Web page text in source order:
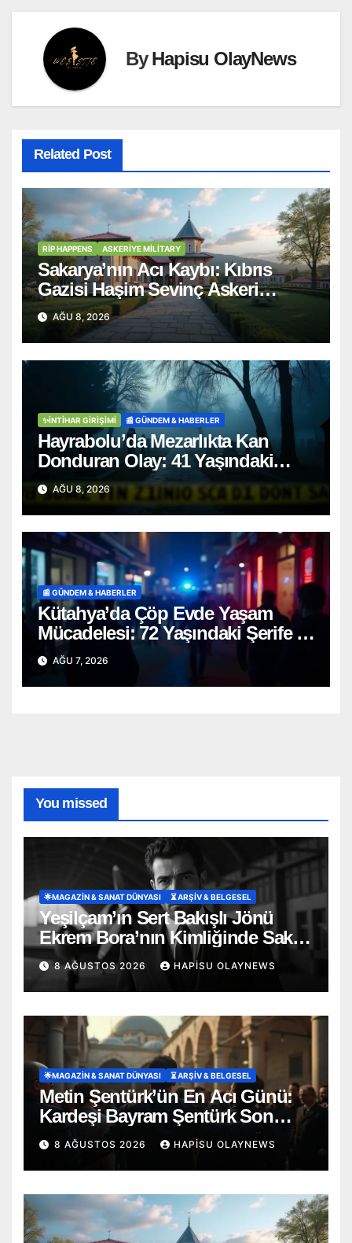
ByHapisu OlayNews
Related Post
RİP HAPPENS ASKERIYE MILITARY
Sakarya’nın Acı Kaybı: Kıbrıs
Gazisi Haşim Sevinç Askeri
Törenle Ebediyete Uğurlandı
AĞU 8, 2026
✨İNTIHAR GIRIŞIMI 📰 GÜNDEM & HABERLER
Hayrabolu’da Mezarlıkta Kan
Donduran Olay: 41 Yaşındaki
Şahıs Ağaca Asılı Bulundu
AĞU 8, 2026
📰 GÜNDEM & HABERLER
Kütahya’da Çöp Evde Yaşam
Mücadelesi: 72 Yaşındaki Şerife D.
Mucizevi Şekilde Kurtarıldı
AĞU 7, 2026
You missed
🌟MAGAZIN & SANAT DÜNYASI ⏳ ARŞİV & BELGESEL
Yeşilçam’ın Sert Bakışlı Jönü
Ekrem Bora’nın Kimliğinde Saklı
Şehadet: ‘Uçak’ Soyadının
Hüzünlü Hikayesi
8 AĞUSTOS 2026 HAPISU OLAYNEWS
🌟MAGAZIN & SANAT DÜNYASI ⏳ ARŞİV & BELGESEL
Metin Şentürk’ün En Acı Günü:
Kardeşi Bayram Şentürk Son
Yolculuğuna Uğurlandı
8 AĞUSTOS 2026 HAPISU OLAYNEWS